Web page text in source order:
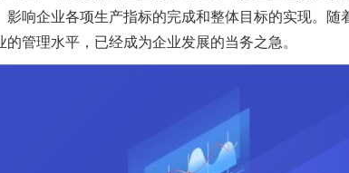
影响企业各项生产指标的完成和整体目标的实现。
管理水平，已经成为企业发展的当务之急。